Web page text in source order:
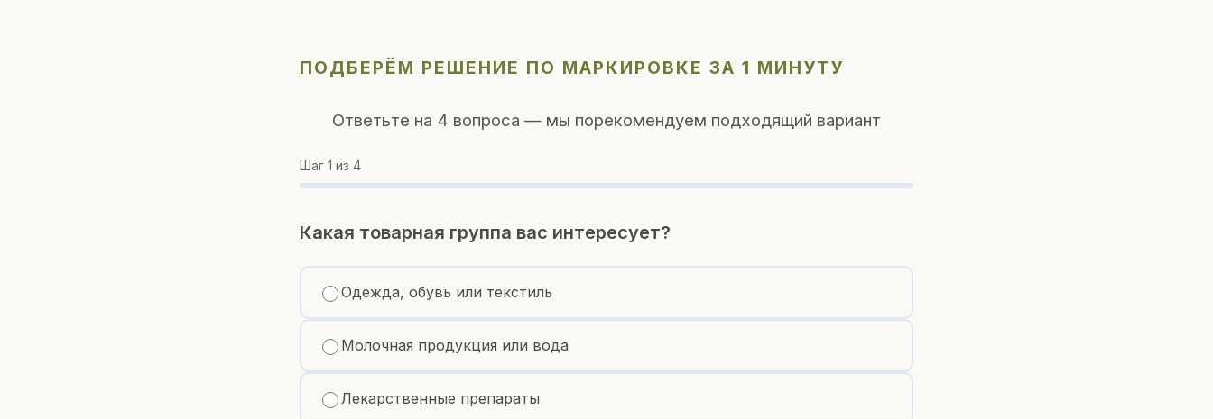
ПОДБЕРЁМ РЕШЕНИЕ ПО МАРКИРОВКЕ ЗА 1 МИНУТУ
Ответьте на 4 вопроса — мы порекомендуем подходящий вариант
Шаг 1 из 4
Какая товарная группа вас интересует?
Одежда, обувь или текстиль
Молочная продукция или вода
Лекарственные препараты